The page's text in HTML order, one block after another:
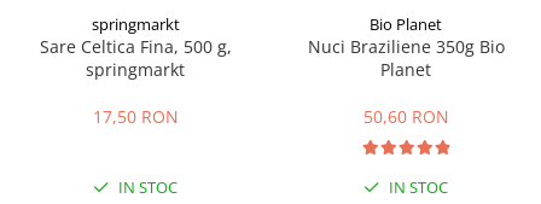
Suplimente fitness
Batoane proteice
Pentru antrenament
Mama si copilul
Sarcina si alaptare
Ceaiuri simple
Ceaiuri medicinale compuse
Ceaiuri Maté
Cafea verde
springmarkt
Sare Celtica Fina, 500 g,
springmarkt
17,50 RON
IN STOC
Bio Planet
Nuci Braziliene 350g Bio
Planet
50,60 RON
IN STOC